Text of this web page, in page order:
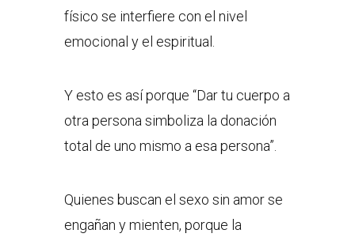
físico se interfiere con el nivel
emocional y el espiritual.
Y esto es así porque “Dar tu cuerpo a
otra persona simboliza la donación
total de uno mismo a esa persona”.
Quienes buscan el sexo sin amor se
engañan y mienten, porque la